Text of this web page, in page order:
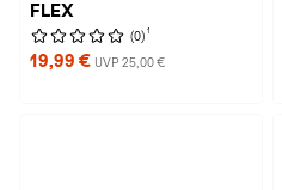
FLEX
(0) 1
19,99 € UVP 25,00 €